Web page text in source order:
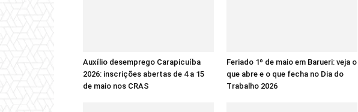
Auxílio desemprego Carapicuíba
2026: inscrições abertas de 4 a 15
de maio nos CRAS
Feriado 1º de maio em Barueri: veja o
que abre e o que fecha no Dia do
Trabalho 2026